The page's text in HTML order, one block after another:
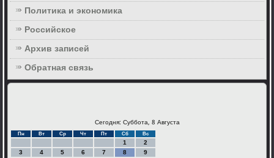
Политика и экономика
Российское
Архив записей
Обратная связь
Сегодня: Суббота, 8 Августа
Пн Вт Ср Чт Пт Сб Вс
1
2
3
4 5 6 7 8
9